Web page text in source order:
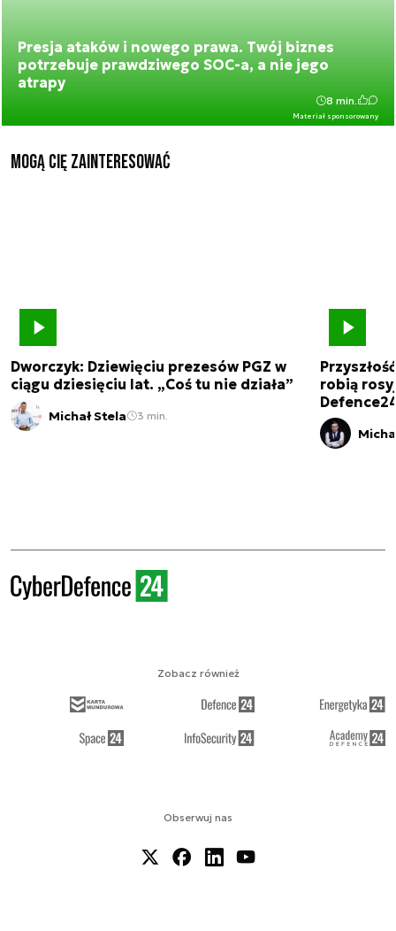
Presja ataków i nowego prawa. Twój biznes
potrzebuje prawdziwego SOC-a, a nie jego
atrapy
Materiał sponsorowany
8 min.
Mogą Cię zainteresować
Dworczyk: Dziewięciu prezesów PGZ w
ciągu dziesięciu lat. „Coś tu nie działa”
Michał Stela 3 min.
robią
Obserwuj nas
Zobacz również